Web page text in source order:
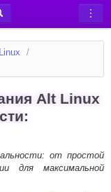
/
Alt Linux
от простой
для максимальной